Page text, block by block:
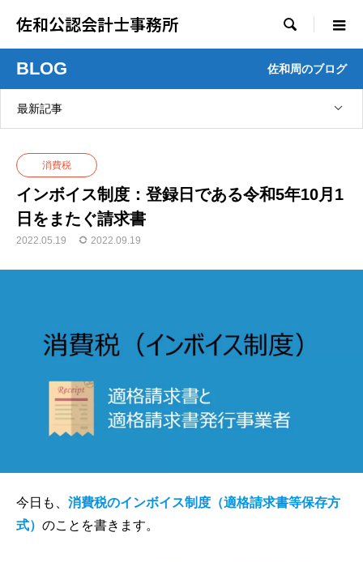
佐和公認会計士事務所 
BLOG 佐和周のブログ
最新記事
消費税
インボイス制度：登録日である令和5年10月1
日をまたぐ請求書
2022.05.19 2022.09.19
今日も、 消費税のインボイス制度（適格請求書等保存方
式） のことを書きます。